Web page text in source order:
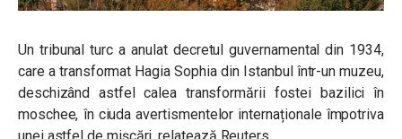
Un tribunal turc a anulat decretul guvernamental din 1934,
care a transformat Hagia Sophia din Istanbul într-un muzeu,
deschizând astfel calea transformării fostei bazilici în
moschee, în ciuda avertismentelor internaționale împotriva
unei astfel de mișcări, relatează Reuters.